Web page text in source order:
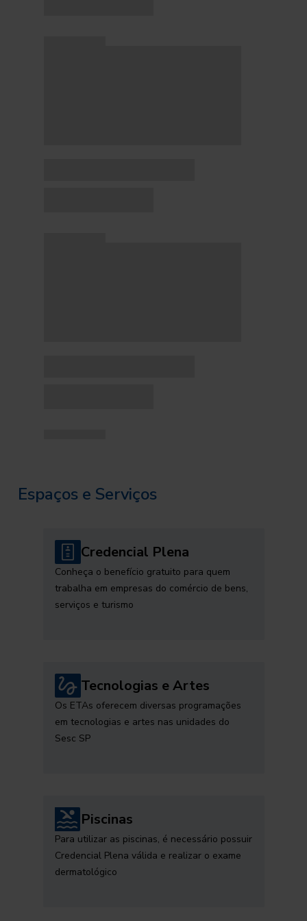
Espaços e Serviços
Credencial Plena
Conheça o benefício gratuito para quem
trabalha em empresas do comércio de bens,
serviços e turismo
Tecnologias e Artes
Os ETAs oferecem diversas programações
em tecnologias e artes nas unidades do
Sesc SP
Piscinas
Para utilizar as piscinas, é necessário possuir
Credencial Plena válida e realizar o exame
dermatológico